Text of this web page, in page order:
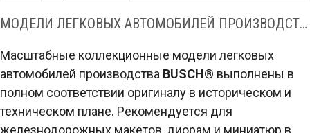
МОДЕЛИ ЛЕГКОВЫХ АВТОМОБИЛЕЙ ПРОИЗВОДСТВА BUSCH® В МАСШТАБЕ 1:87 (H0)
Масштабные коллекционные модели легковых
автомобилей производства BUSCH® выполнены в
полном соответствии оригиналу в историческом и
техническом плане. Рекомендуется для
железнодорожных макетов, диорам и миниатюр в